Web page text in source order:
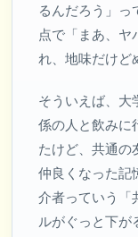
るんだろう」っ
点で「まあ、ヤ
れ、地味だけど
そういえば、大
係の人と飲みに
たけど、共通の
仲良くなった記
介者っていう「
ルがぐっと下が